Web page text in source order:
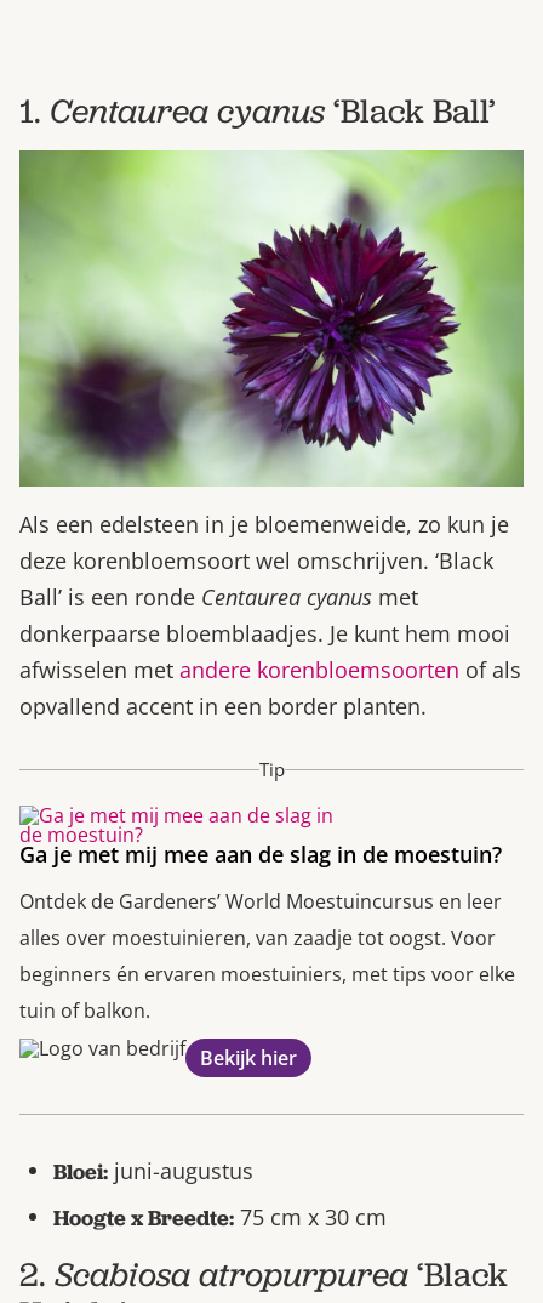
1. Centaurea cyanus‘Black Ball’
Als een edelsteen in je bloemenweide, zo kun je
deze korenbloemsoort wel omschrijven. ‘Black
Ball’ is een ronde Centaurea cyanus met
donkerpaarse bloemblaadjes. Je kunt hem mooi
afwisselen met andere korenbloemsoorten of als
opvallend accent in een border planten.
Tip
Ga je met mij mee aan de slag in de moestuin?
Ontdek de Gardeners’ World Moestuincursus en leer
alles over moestuinieren, van zaadje tot oogst. Voor
beginners én ervaren moestuiniers, met tips voor elke
tuin of balkon.
Bekijk hier
Bloei: juni-augustus
Hoogte x Breedte: 75 cm x 30 cm
2. Scabiosa atropurpurea‘Black